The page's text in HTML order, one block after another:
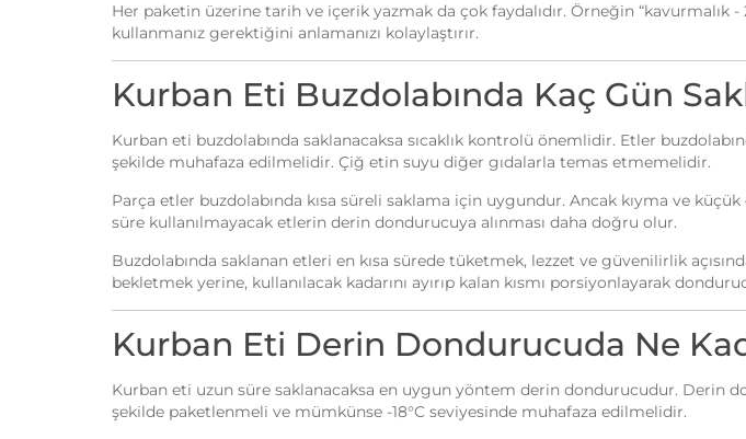
Her paketin üzerine tarih ve içerik yazmak da çok faydalıdır. Örneğin “kavurmalık -
kullanmanız gerektiğini anlamanızı kolaylaştırır.
Kurban Eti Buzdolabında Kaç Gün
Kurban eti buzdolabında saklanacaksa sıcaklık kontrolü önemlidir. Etler
şekilde muhafaza edilmelidir. Çiğ etin suyu diğer gıdalarla temas etmemelidir.
Parça etler buzdolabında kısa süreli saklama için uygundur. Ancak kıyma ve
süre kullanılmayacak etlerin derin dondurucuya alınması daha doğru olur.
Buzdolabında saklanan etleri en kısa sürede tüketmek, lezzet ve güvenilirlik
bekletmek yerine, kullanılacak kadarını ayırıp kalan kısmı porsiyonlayarak
Kurban Eti Derin Dondurucuda Ne
Kurban eti uzun süre saklanacaksa en uygun yöntem derin dondurucudur. Derin
şekilde paketlenmeli ve mümkünse -18°C seviyesinde muhafaza edilmelidir.